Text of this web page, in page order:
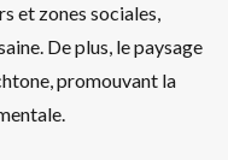
et zones sociales,
De plus, le paysage
promouvant la